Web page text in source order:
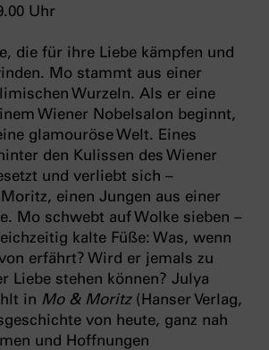
Uhr
die für ihre Liebe kämpfen und
Mo stammt aus einer
Wurzeln. Als er eine
Wiener Nobelsalon beginnt,
glamouröse Welt. Eines
den Kulissen des Wiener
und verliebt sich –
einen Jungen aus einer
Mo schwebt auf Wolke sieben –
kalte Füße: Was, wenn
erfährt? Wird er jemals zu
Liebe stehen können? Julya
in Mo & Moritz(Hanser Verlag,
von heute, ganz nah
und Hoffnungen